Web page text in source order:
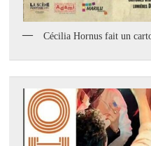
Cécilia Hornus fait un